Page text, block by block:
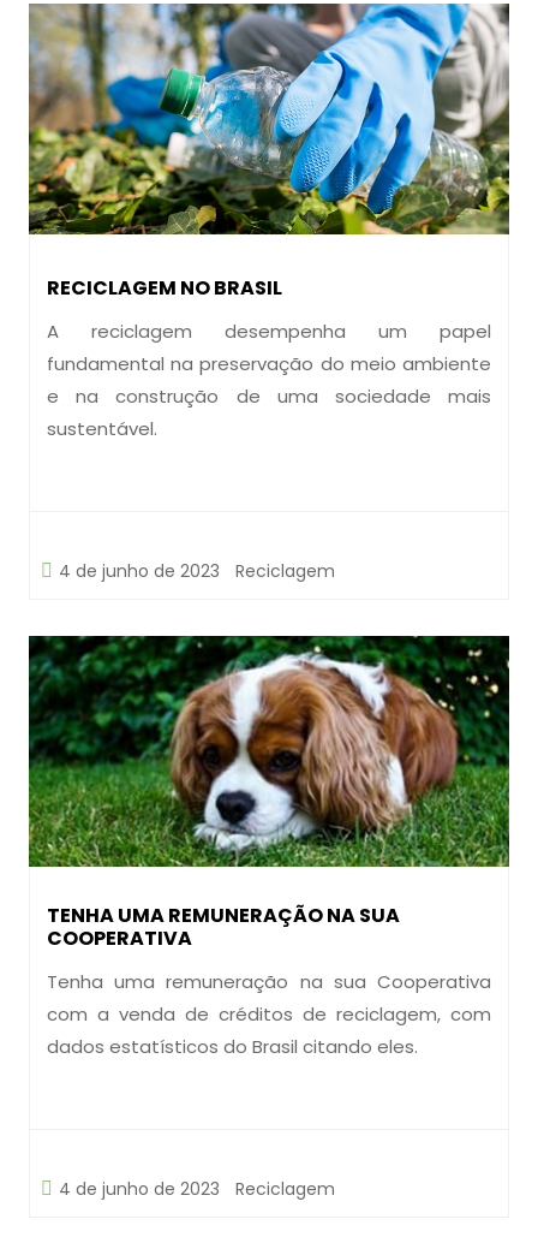
RECICLAGEM NO BRASIL
A reciclagem desempenha um papel
fundamental na preservação do meio ambiente
e na construção de uma sociedade mais
sustentável.
4 de junho de 2023 Reciclagem
TENHA UMA REMUNERAÇÃO NA SUA
COOPERATIVA
Tenha uma remuneração na sua Cooperativa
com a venda de créditos de reciclagem, com
dados estatísticos do Brasil citando eles.
4 de junho de 2023 Reciclagem